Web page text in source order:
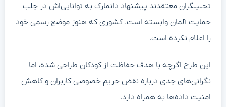
تحلیلگران معتقدند پیشنهاد دانمارک به توانایی‌اش در جلب
حمایت آلمان وابسته است. کشوری که هنوز موضع رسمی خود
را اعلام نکرده است.
این طرح اگرچه با هدف حفاظت از کودکان طراحی شده، اما
نگرانی‌های جدی درباره نقض حریم خصوصی کاربران و کاهش
امنیت داده‌ها به همراه دارد.